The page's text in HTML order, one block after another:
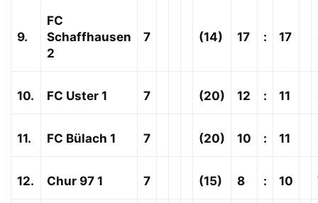
9.
FC
Schaffhausen
2
7 (14) 17 : 17
10. FC Uster 1 7 (20) 12 : 11
11. FC Bülach 1 7 (20) 10 : 11
12. Chur 97 1 7 (15) 8 : 10